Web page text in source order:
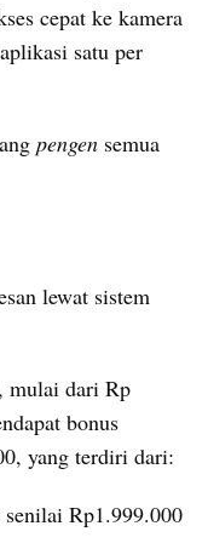
cepat ke kamera
satu per
pengen semua
mulai dari Rp
bonus
yang terdiri dari:
Rp1.999.000